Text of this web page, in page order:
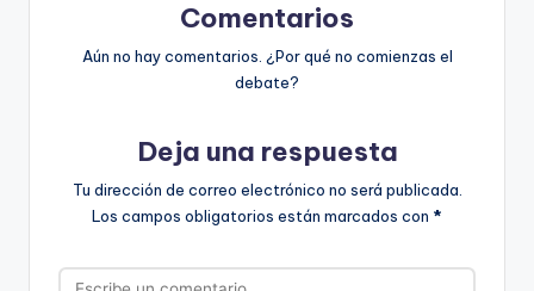
Comentarios
Aún no hay comentarios. ¿Por qué no comienzas el
debate?
Deja una respuesta
Tu dirección de correo electrónico no será publicada.
Los campos obligatorios están marcados con *